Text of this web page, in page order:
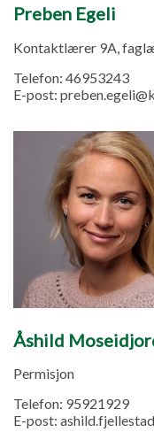
Preben Egeli
Kontaktlærer 9A,
Telefon: 46953243
E-post:
Åshild
Permisjon
Telefon: 95921929
E-post: